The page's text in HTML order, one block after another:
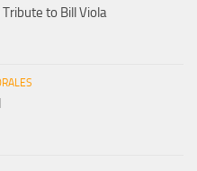
to Bill Viola